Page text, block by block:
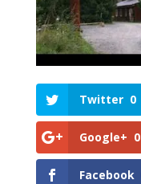
Twitter 0
Google+ 0
Facebook